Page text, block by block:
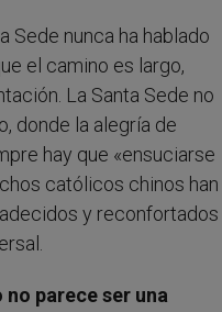
Sede nunca ha hablado
el camino es largo,
La Santa Sede no
donde la alegría de
hay que «ensuciarse
católicos chinos han
y reconfortados
parece ser una